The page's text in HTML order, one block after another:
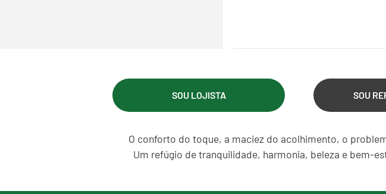
SOU LOJISTA SOU
O conforto do toque, a maciez do acolhimento, o
Um refúgio de tranquilidade, harmonia, beleza e bem-